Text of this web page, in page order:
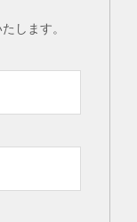
します。